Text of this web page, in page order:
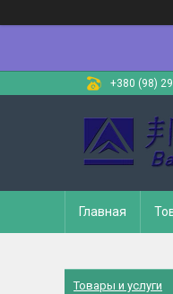
+380 (98)
Главная
Товары и услуги